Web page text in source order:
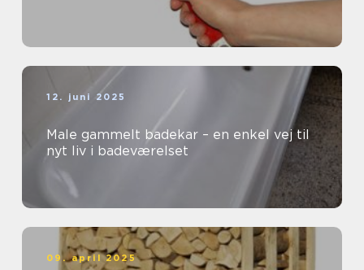
12. juni 2025
Male gammelt badekar – en enkel vej til
nyt liv i badeværelset
09. april 2025